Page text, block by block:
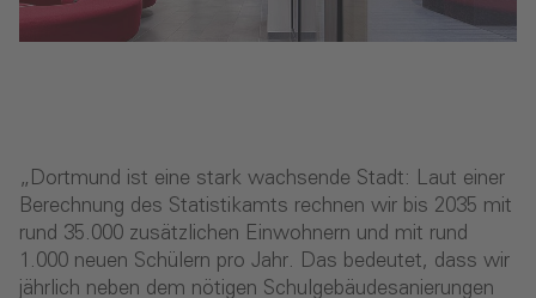
„Dortmund ist eine stark wachsende Stadt: Laut einer
Berechnung des Statistikamts rechnen wir bis 2035 mit
rund 35.000 zusätzlichen Einwohnern und mit rund
1.000 neuen Schülern pro Jahr. Das bedeutet, dass wir
jährlich neben dem nötigen Schulgebäudesanierungen